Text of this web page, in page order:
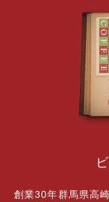
創業30年群馬県高